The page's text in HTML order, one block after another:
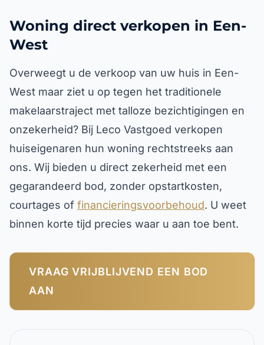
Woning direct verkopen in Een-
West
Overweegt u de verkoop van uw huis in Een-
West maar ziet u op tegen het traditionele
makelaarstraject met talloze bezichtigingen en
onzekerheid? Bij Leco Vastgoed verkopen
huiseigenaren hun woning rechtstreeks aan
ons. Wij bieden u direct zekerheid met een
gegarandeerd bod, zonder opstartkosten,
courtages of financieringsvoorbehoud. U weet
binnen korte tijd precies waar u aan toe bent.
VRAAG VRIJBLIJVEND EEN BOD
AAN